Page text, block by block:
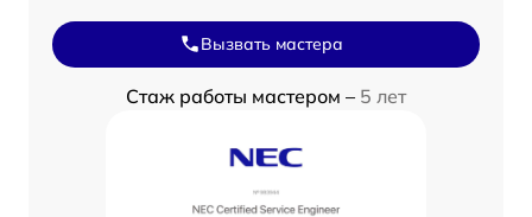
Вызвать мастера
Стаж работы мастером – 5 лет